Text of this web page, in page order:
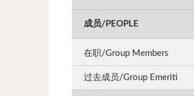
成员/PEOPLE
在职/Group Members
过去成员/Group Emeriti